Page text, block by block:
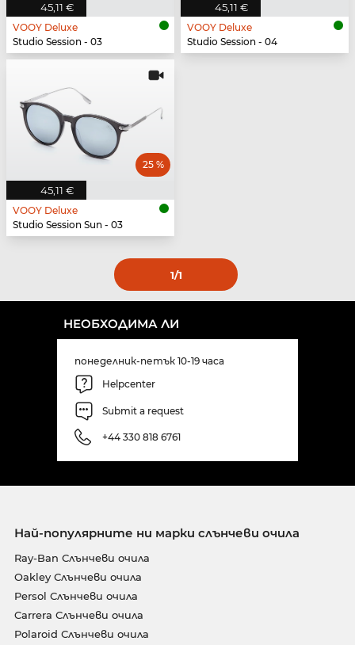
45,11 €
VOOY Deluxe
Studio Session - 03
45,11 €
VOOY Deluxe
Studio Session - 04
45,11 €
25 %
VOOY Deluxe
Studio Session Sun - 03
1/1
НЕОБХОДИМА ЛИ
понеделник-петък 10-19 часа
Helpcenter
Submit a request
+44 330 818 6761
Най-популярните ни марки слънчеви очила
Ray-Ban Слънчеви очила
Oakley Слънчеви очила
Persol Слънчеви очила
Carrera Слънчеви очила
Polaroid Слънчеви очила